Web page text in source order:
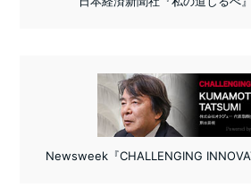
Newsweek『CHALLENGING